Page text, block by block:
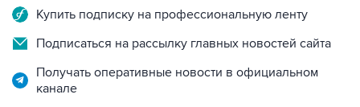
Купить подписку на профессиональную ленту
Подписаться на рассылку главных новостей сайта
Получать оперативные новости в официальном
канале